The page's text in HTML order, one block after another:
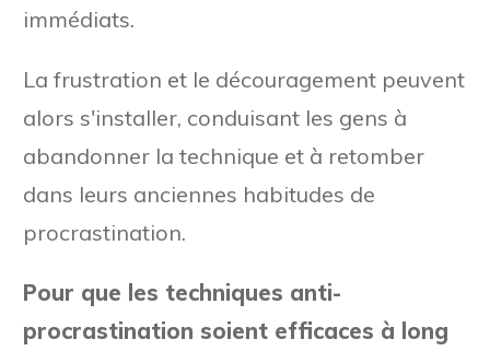
immédiats.
La frustration et le découragement peuvent
alors s'installer, conduisant les gens à
abandonner la technique et à retomber
dans leurs anciennes habitudes de
procrastination.
Pour que les techniques anti-
procrastination soient efficaces à long